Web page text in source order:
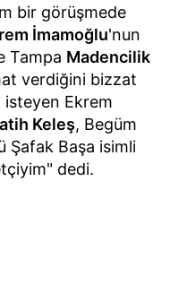
bir görüşmede
İmamoğlu'nun
Tampa Madencilik
verdiğini bizzat
Ekrem
Keleş, Begüm
Şafak Başa isimli
dedi.